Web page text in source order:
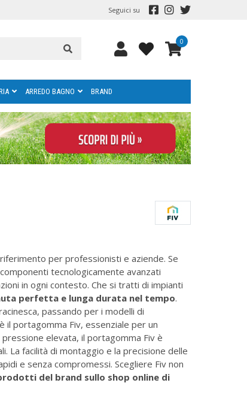
Seguici su
0
ARREDO BAGNO BRAND
per professionisti e aziende. Se
tecnologicamente avanzati
in ogni contesto. Che si tratti di impianti
perfetta e lunga durata nel tempo.
passando per i modelli di
il portagomma Fiv, essenziale per un
elevata, il portagomma Fiv è
La facilità di montaggio e la precisione delle
e senza compromessi. Scegliere Fiv non
del brand sullo shop online di